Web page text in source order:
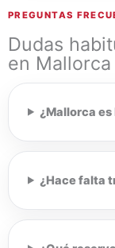
PREGUNTAS
Dudas
en Mallorca
¿Mallorca
¿Hace falta